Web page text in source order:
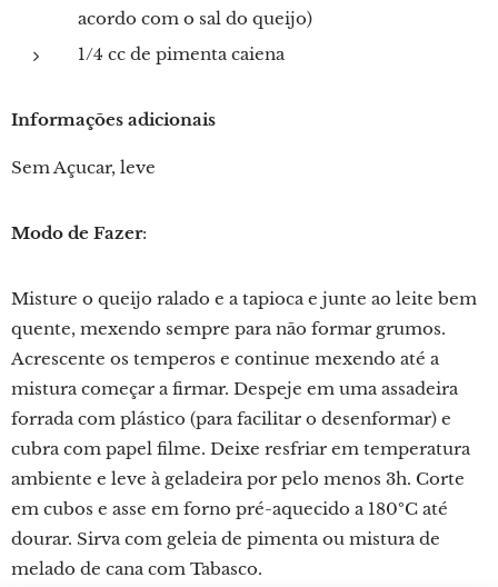
acordo com o sal do queijo)
1/4 cc de pimenta caiena
Informações adicionais
Sem Açucar, leve
Modo de Fazer:
Misture o queijo ralado e a tapioca e junte ao leite bem
quente, mexendo sempre para não formar grumos.
Acrescente os temperos e continue mexendo até a
mistura começar a firmar. Despeje em uma assadeira
forrada com plástico (para facilitar o desenformar) e
cubra com papel filme. Deixe resfriar em temperatura
ambiente e leve à geladeira por pelo menos 3h. Corte
em cubos e asse em forno pré-aquecido a 180ºC até
dourar. Sirva com geleia de pimenta ou mistura de
melado de cana com Tabasco.